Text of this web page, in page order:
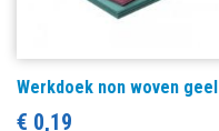
Werkdoek non woven geel
€ 0,19